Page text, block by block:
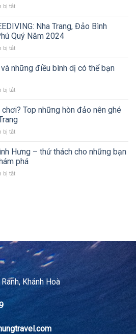
lại
HOT
tỉnh
Có
gì
thiên
lặn
bị tắtở
Nha
Trang,
Phú
Quốc,
mới
thiên
lặn
biển!
Nha Trang, Đảo Bình
Quý Năm 2024
bị tắtở
Phục
FREEDIVING:
Trang,
Bình
Hưng,
và
Đảo
Quý
Năm
những điều bình dị có thể bạn
bị tắtở
Bình
và
những
bình
dị
có
thể
chơi? Top những hòn đảo nên ghé
bị tắtở
Trang
có
gì
chơi?
du
Nha
Trang
Hưng – thử thách cho những bạn
phá
bị tắtở
thách
những
bạn
trẻ
mêKhánh Hoà